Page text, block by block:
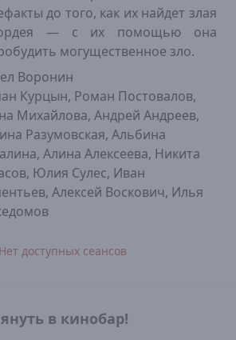
до того, как их найдет злая
— с их помощью она
могущественное зло.
Воронин
Курцын, Роман Постовалов,
Михайлова, Андрей Андреев,
Разумовская, Альбина
Алина Алексеева, Никита
Юлия Сулес, Иван
Алексей Воскович, Илья
доступных сеансов
в кинобар!